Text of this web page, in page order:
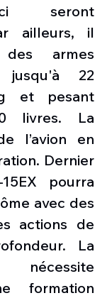
seront
ailleurs, il
armes
jusqu'à 22
et pesant
livres. La
l’avion en
Dernier
pourra
avec des
actions de
La
nécessite
formation